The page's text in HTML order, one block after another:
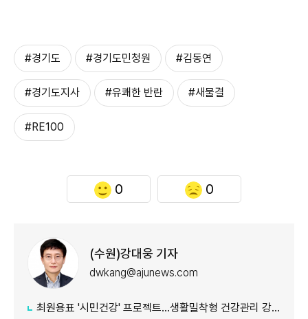
#경기도 #경기도민청원 #김동연
#경기도지사 #유쾌한 반란 #새물결
#RE100
0 0
(수원)강대웅 기자
dwkang@ajunews.com
최원용표 '시민건강' 프로젝트...생활밀착형 건강관리 강화